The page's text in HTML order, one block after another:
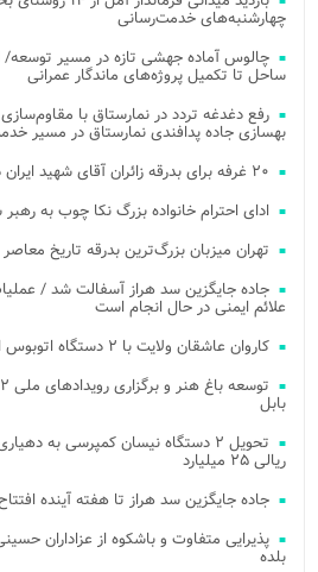
چهارشنبه‌های خدمت‌رسانی
ساحل تا تکمیل پروژه‌های ماندگار عمرانی
رفع دغدغه تردد در نمارستاق با
بهسازی جاده پدافندی نمارستاق در مسیر
۲۰ غرفه برای بدرقه زائران آقای شهید ایران در مسیر طریق الرضا برپا شد
ادای احترام خانواده بزرگ نکا چوب به
تهران میزبان بزرگ‌ترین بدرقه تاریخ معاصر
جاده جایگزین سد هراز آسفالت شد /
علائم ایمنی در حال انجام است
کاروان عاشقان ولایت با ۲ دستگاه اتوبوس از بلده راهی تهران شد
بابل
تحویل ۲ دستگاه نیسان کمپرسی به
ریالی ۲۵ میلیارد
جاده جایگزین سد هراز تا هفته آینده
بلده